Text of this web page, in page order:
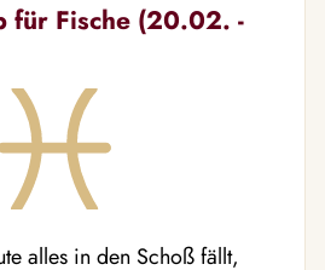
für Fische (20.02. -
alles in den Schoß fällt,